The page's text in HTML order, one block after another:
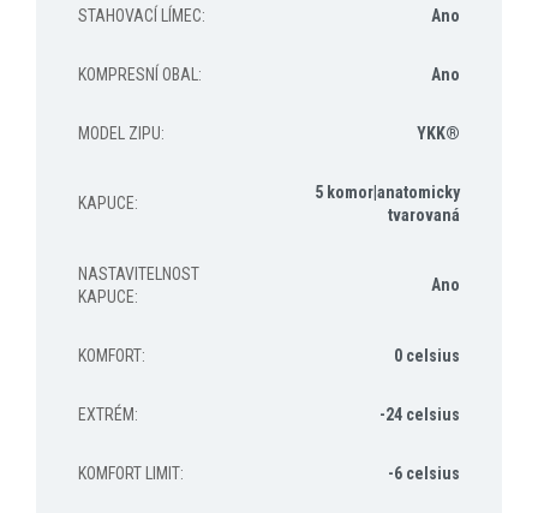
STAHOVACÍ LÍMEC: Ano
KOMPRESNÍ OBAL : Ano
MODEL ZIPU: YKK®
KAPUCE:
5 komor|anatomicky
tvarovaná
NASTAVITELNOST
KAPUCE:
Ano
KOMFORT: 0 celsius
EXTRÉM: -24 celsius
KOMFORT LIMIT: -6 celsius